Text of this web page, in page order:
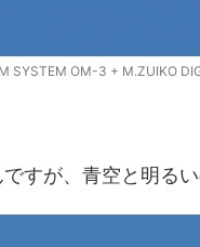
SYSTEM OM-3 + M.ZUIKO
すが、青空と明る